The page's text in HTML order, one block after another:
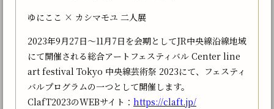
ゆにここ × カシマモユ 二人展
2023年9月27日〜11月7日を会期としてJR中央線沿線地域
にて開催される総合アートフェスティバル Center line
art festival Tokyo 中央線芸術祭 2023にて、フェスティ
バルプログラムの一つとして開催します。
ClafT2023のWEBサイト： https://claft.jp/